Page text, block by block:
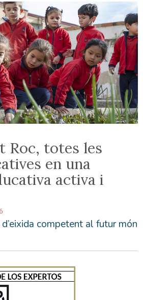
Roc, totes les
en una
activa i
competent al futur món